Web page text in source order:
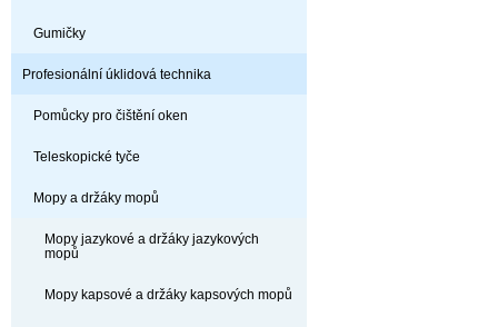
Gumičky
Profesionální úklidová technika
Pomůcky pro čištění oken
Teleskopické tyče
Mopy a držáky mopů
Mopy jazykové a držáky jazykových
mopů
Mopy kapsové a držáky kapsových mopů